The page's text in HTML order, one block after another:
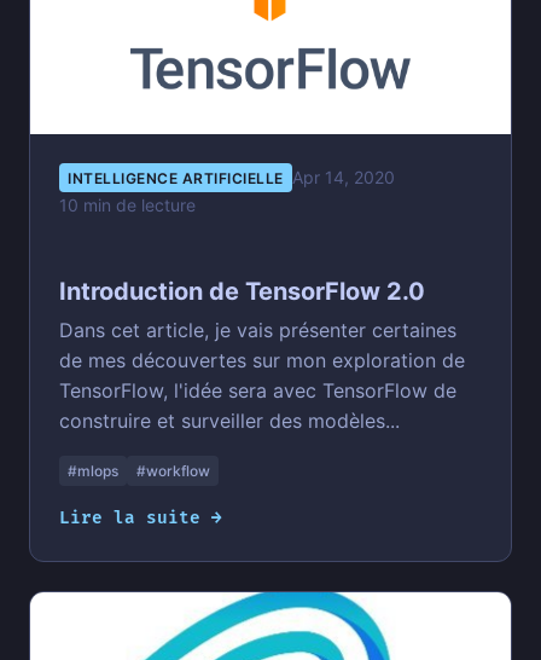
INTELLIGENCE ARTIFICIELLE Apr 14, 2020
10 min de lecture
Introduction de TensorFlow 2.0
Dans cet article, je vais présenter certaines
de mes découvertes sur mon exploration de
TensorFlow, l'idée sera avec TensorFlow de
construire et surveiller des modèles...
#mlops #workflow
Lire la suite →